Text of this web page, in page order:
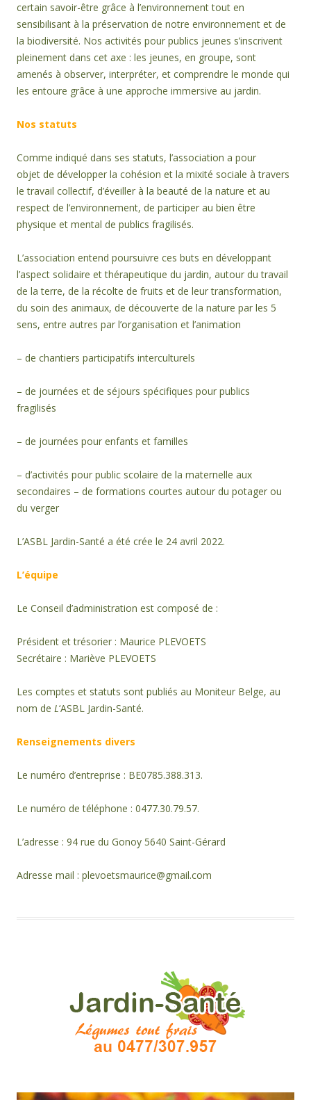
certain savoir-être grâce à l’environnement tout en
sensibilisant à la préservation de notre environnement et de
la biodiversité. Nos activités pour publics jeunes s’inscrivent
pleinement dans cet axe : les jeunes, en groupe, sont
amenés à observer, interpréter, et comprendre le monde qui
les entoure grâce à une approche immersive au jardin.
Nos statuts
Comme indiqué dans ses statuts, l’association a pour
objet de développer la cohésion et la mixité sociale à travers
le travail collectif, d’éveiller à la beauté de la nature et au
respect de l’environnement, de participer au bien être
physique et mental de publics fragilisés.
L’association entend poursuivre ces buts en développant
l’aspect solidaire et thérapeutique du jardin, autour du travail
de la terre, de la récolte de fruits et de leur transformation,
du soin des animaux, de découverte de la nature par les 5
sens, entre autres par l’organisation et l’animation
– de chantiers participatifs interculturels
– de journées et de séjours spécifiques pour publics
fragilisés
– de journées pour enfants et familles
– d’activités pour public scolaire de la maternelle aux
secondaires – de formations courtes autour du potager ou
du verger
L’ASBL Jardin-Santé a été crée le 24 avril 2022.
L’équipe
Le Conseil d’administration est composé de :
Président et trésorier : Maurice PLEVOETS
Secrétaire : Mariève PLEVOETS
Les comptes et statuts sont publiés au Moniteur Belge, au
nom de L‘ASBL Jardin-Santé.
Renseignements divers
Le numéro d’entreprise : BE0785.388.313.
Le numéro de téléphone : 0477.30.79.57.
L’adresse : 94 rue du Gonoy 5640 Saint-Gérard
Adresse mail : plevoetsmaurice@gmail.com